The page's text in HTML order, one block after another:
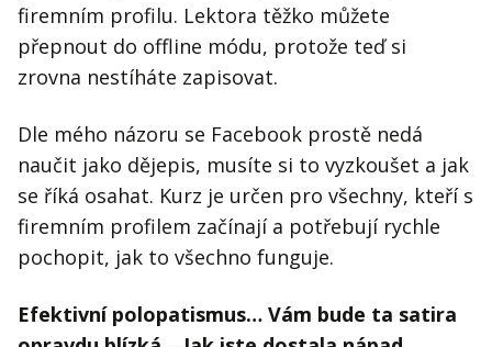
firemním profilu. Lektora těžko můžete
přepnout do offline módu, protože teď si
zrovna nestíháte zapisovat.
Dle mého názoru se Facebook prostě nedá
naučit jako dějepis, musíte si to vyzkoušet a jak
se říká osahat. Kurz je určen pro všechny, kteří s
firemním profilem začínají a potřebují rychle
pochopit, jak to všechno funguje.
Efektivní polopatismus… Vám bude ta satira